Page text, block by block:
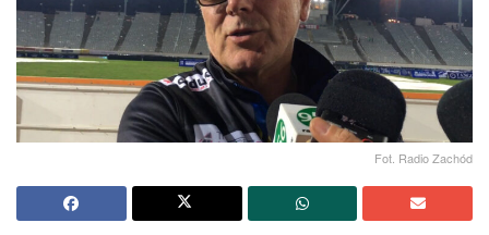
Fot. Radio Zachód